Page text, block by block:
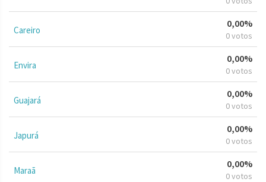
Careiro
0,00%
0 votos
Envira
0,00%
0 votos
Guajará
0,00%
0 votos
Japurá
0,00%
0 votos
Maraã
0,00%
0 votos